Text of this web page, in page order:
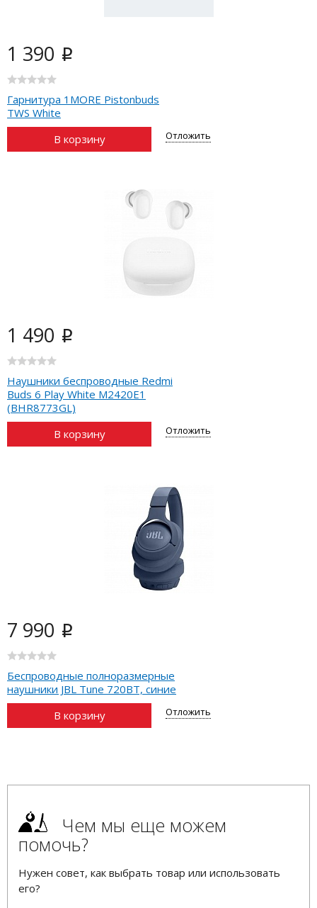
1 390 i
Гарнитура 1MORE Pistonbuds
TWS White
В корзину
Отложить
1 490 i
Наушники беспроводные Redmi
Buds 6 Play White M2420E1
(BHR8773GL)
В корзину
Отложить
7 990 i
Беспроводные полноразмерные
наушники JBL Tune 720BT, синие
В корзину
Отложить
Чем мы еще можем
помочь?
Нужен совет, как выбрать товар или использовать
его?